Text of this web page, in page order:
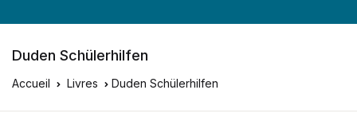
Duden Schülerhilfen
Accueil Livres Duden Schülerhilfen